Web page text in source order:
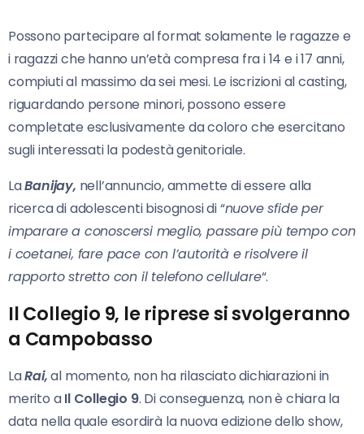
Possono partecipare al format solamente le ragazze e
i ragazzi che hanno un’età compresa fra i 14 e i 17 anni,
compiuti al massimo da sei mesi. Le iscrizioni al casting,
riguardando persone minori, possono essere
completate esclusivamente da coloro che esercitano
sugli interessati la podestà genitoriale.
LaBanijay, nell’annuncio, ammette di essere alla
ricerca di adolescenti bisognosi di “nuove sfide per
imparare a conoscersi meglio, passare più tempo con
i coetanei, fare pace con l’autorità e risolvere il
rapporto stretto con il telefono cellulare“.
Il Collegio 9, le riprese si svolgeranno
a Campobasso
LaRai,al momento, non ha rilasciato dichiarazioni in
merito aIl Collegio 9. Di conseguenza, non è chiara la
data nella quale esordirà la nuova edizione dello show,